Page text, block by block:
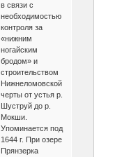
в связи с
необходимостью
контроля за
«нижним
ногайским
бродом» и
строительством
Нижнеломовской
черты от устья р.
Шуструй до р.
Мокши.
Упоминается под
1644 г. При озере
Прянзерка